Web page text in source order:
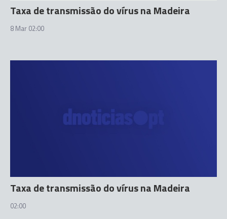
Taxa de transmissão do vírus na Madeira
8 Mar 02:00
Taxa de transmissão do vírus na Madeira
02:00